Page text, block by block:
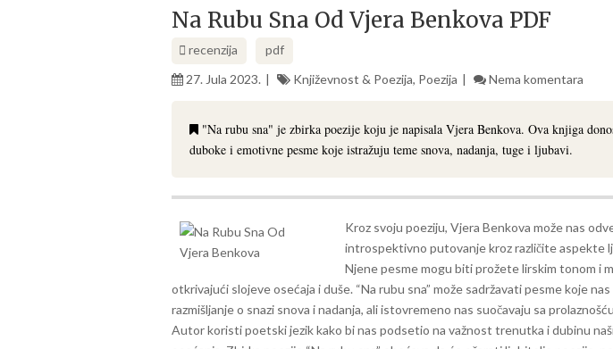
Na Rubu Sna Od Vjera Benkova PDF
recenzija
pdf
27. Jula 2023.
Književnost & Poezija, Poezija Nema komentara
"Na rubu sna" je zbirka poezije koju je napisala Vjera Benkova. Ova knjiga
duboke i emotivne pesme koje istražuju teme snova, nadanja, tuge i ljubavi.
Kroz svoju poeziju, Vjera Benkova može nas
introspektivno putovanje kroz različite aspekte
Njene pesme mogu biti prožete lirskim tonom i
otkrivajući slojeve osećaja i duše. “Na rubu sna” može sadržavati pesme koje
razmišljanje o snazi snova i nadanja, ali istovremeno nas suočavaju sa
Autor koristi poetski jezik kako bi nas podsetio na važnost trenutka i dubinu